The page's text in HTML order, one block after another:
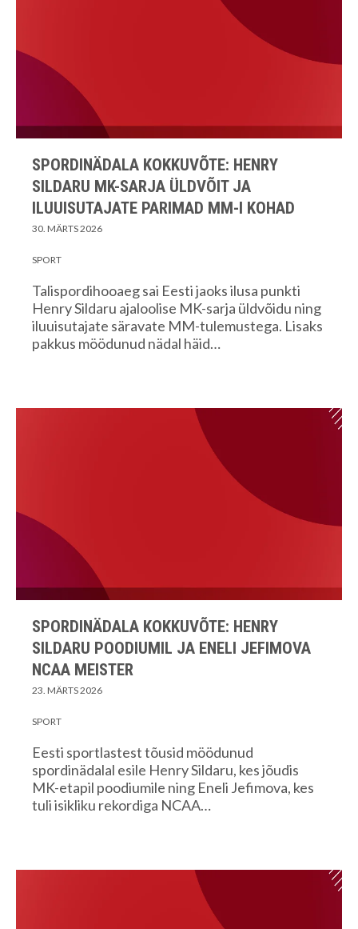
SPORDINÄDALA KOKKUVÕTE: HENRY
SILDARU MK-SARJA ÜLDVÕIT JA
ILUUISUTAJATE PARIMAD MM-I KOHAD
30. MÄRTS 2026
SPORT
Talispordihooaeg sai Eesti jaoks ilusa punkti
Henry Sildaru ajaloolise MK-sarja üldvõidu ning
iluuisutajate säravate MM-tulemustega. Lisaks
pakkus möödunud nädal häid…
SPORDINÄDALA KOKKUVÕTE: HENRY
SILDARU POODIUMIL JA ENELI JEFIMOVA
NCAA MEISTER
23. MÄRTS 2026
SPORT
Eesti sportlastest tõusid möödunud
spordinädalal esile Henry Sildaru, kes jõudis
MK-etapil poodiumile ning Eneli Jefimova, kes
tuli isikliku rekordiga NCAA…